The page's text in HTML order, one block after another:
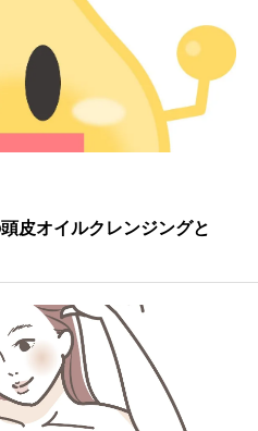
皮オイルクレンジングと